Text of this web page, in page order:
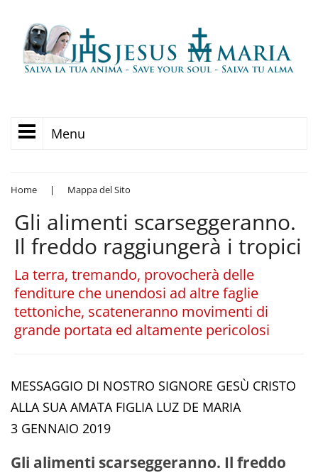
Menu
Home | Mappa del Sito
Gli alimenti scarseggeranno.
Il freddo raggiungerà i tropici
La terra, tremando, provocherà delle
fenditure che unendosi ad altre faglie
tettoniche, scateneranno movimenti di
grande portata ed altamente pericolosi
MESSAGGIO DI NOSTRO SIGNORE GESÙ CRISTO
ALLA SUA AMATA FIGLIA LUZ DE MARIA
3 GENNAIO 2019
Gli alimenti scarseggeranno. Il freddo